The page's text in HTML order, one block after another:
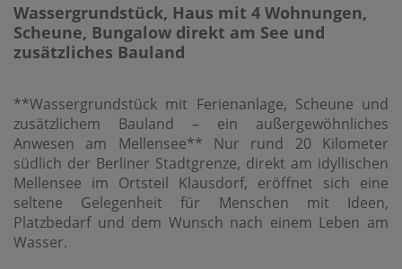
Wassergrundstück, Haus mit 4 Wohnungen,
Scheune, Bungalow direkt am See und
zusätzliches Bauland
**Wassergrundstück mit Ferienanlage, Scheune und
zusätzlichem Bauland – ein außergewöhnliches
Anwesen am Mellensee** Nur rund 20 Kilometer
südlich der Berliner Stadtgrenze, direkt am idyllischen
Mellensee im Ortsteil Klausdorf, eröffnet sich eine
seltene Gelegenheit für Menschen mit Ideen,
Platzbedarf und dem Wunsch nach einem Leben am
Wasser.